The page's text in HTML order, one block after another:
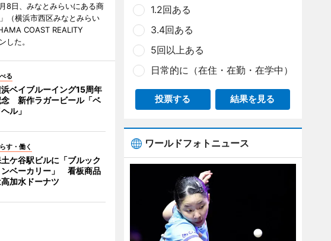
8日、みなとみらいにある商
（横浜市西区みなとみらい
COAST REALITY
した。
る
ベイブルーイング15周年
念 新作ラガービール「ベ
ル」
す・働く
ケ谷駅ビルに「ブルック
ンベーカリー」 看板商品
高加水ドーナツ
1.2回ある
3.4回ある
5回以上ある
日常的に（在住・在勤・在学中）
投票する 結果を見る
ワールドフォトニュース